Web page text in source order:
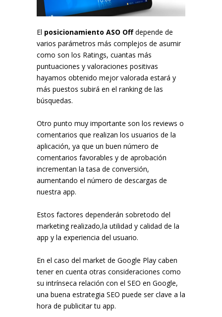
El posicionamiento ASO Offdepende de
varios parámetros más complejos de asumir
como son los Ratings, cuantas más
puntuaciones y valoraciones positivas
hayamos obtenido mejor valorada estará y
más puestos subirá en el ranking de las
búsquedas.
Otro punto muy importante son los reviews o
comentarios que realizan los usuarios de la
aplicación, ya que un buen número de
comentarios favorables y de aprobación
incrementan la tasa de conversión,
aumentando el número de descargas de
nuestra app.
Estos factores dependerán sobretodo del
marketing realizado,la utilidad y calidad de la
app y la experiencia del usuario.
En el caso del market de Google Play caben
tener en cuenta otras consideraciones como
su intrínseca relación con el SEO en Google,
una buena estrategia SEO puede ser clave a la
hora de publicitar tu app.